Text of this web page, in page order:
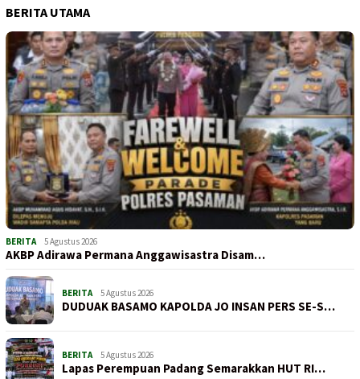
BERITA UTAMA
BERITA 5 Agustus 2026
AKBP Adirawa Permana Anggawisastra Disam…
BERITA 5 Agustus 2026
DUDUAK BASAMO KAPOLDA JO INSAN PERS SE-S…
BERITA 5 Agustus 2026
Lapas Perempuan Padang Semarakkan HUT RI…